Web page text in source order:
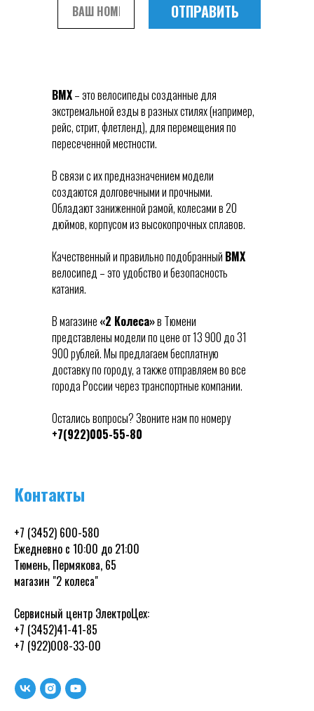
ОТПРАВИТЬ
BMX– это велосипеды созданные для
экстремальной езды в разных стилях (например,
рейс, стрит, флетленд), для перемещения по
пересеченной местности.
В связи с их предназначением модели
создаются долговечными и прочными.
Обладают заниженной рамой, колесами в 20
дюймов, корпусом из высокопрочных сплавов.
Качественный и правильно подобранный BMX
велосипед – это удобство и безопасность
катания.
В магазине «2 Колеса»в Тюмени
представлены модели по цене от 13 900 до 31
900 рублей. Мы предлагаем бесплатную
доставку по городу, а также отправляем во все
города России через транспортные компании.
Остались вопросы? Звоните нам по номеру
+7(922)005-55-80
Контакты
+7 (3452) 600-580
Ежедневно с 10:00 до 21:00
Тюмень, Пермякова, 65
магазин "2 колеса"
Сервисный центр ЭлектроЦех:
+7 (3452)41-41-85
+7 (922)008-33-00